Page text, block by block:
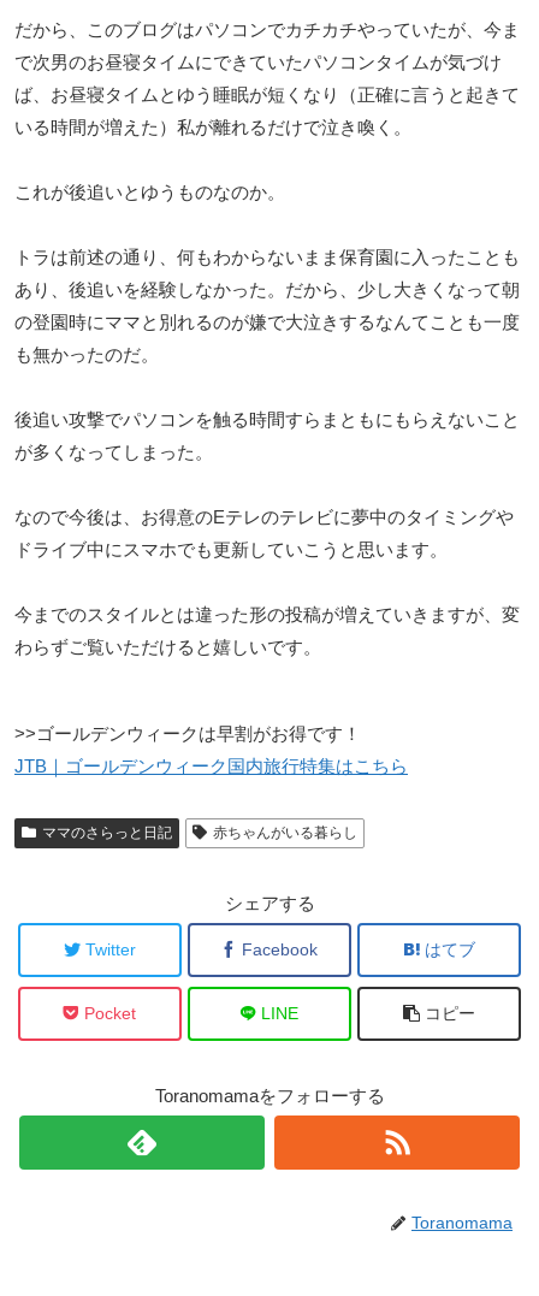
だから、このブログはパソコンでカチカチやっていたが、今ま
で次男のお昼寝タイムにできていたパソコンタイムが気づけ
ば、お昼寝タイムとゆう睡眠が短くなり（正確に言うと起きて
いる時間が増えた）私が離れるだけで泣き喚く。
これが後追いとゆうものなのか。
トラは前述の通り、何もわからないまま保育園に入ったことも
あり、後追いを経験しなかった。だから、少し大きくなって朝
の登園時にママと別れるのが嫌で大泣きするなんてことも一度
も無かったのだ。
後追い攻撃でパソコンを触る時間すらまともにもらえないこと
が多くなってしまった。
なので今後は、お得意のEテレのテレビに夢中のタイミングや
ドライブ中にスマホでも更新していこうと思います。
今までのスタイルとは違った形の投稿が増えていきますが、変
わらずご覧いただけると嬉しいです。
>>ゴールデンウィークは早割がお得です！
JTB｜ゴールデンウィーク国内旅行特集はこちら
ママのさらっと日記 赤ちゃんがいる暮らし
シェアする
Twitter Facebook はてブ
Pocket LINE コピー
Toranomamaをフォローする
Toranomama